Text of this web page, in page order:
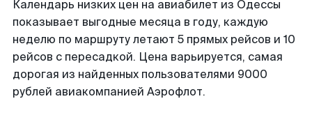
Календарь низких цен на авиабилет из Одессы
показывает выгодные месяца в году, каждую
неделю по маршруту летают 5 прямых рейсов и 10
рейсов с пересадкой. Цена варьируется, самая
дорогая из найденных пользователями 9000
рублей авиакомпанией Аэрофлот.